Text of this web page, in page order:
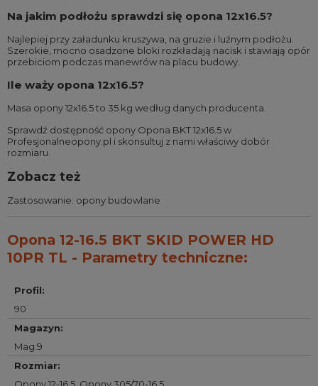
Na jakim podłożu sprawdzi się opona 12x16.5?
Najlepiej przy załadunku kruszywa, na gruzie i luźnym podłożu.
Szerokie, mocno osadzone bloki rozkładają nacisk i stawiają opór
przebiciom podczas manewrów na placu budowy.
Ile waży opona 12x16.5?
Masa opony 12x16.5 to 35 kg według danych producenta.
Sprawdź dostępność opony Opona BKT 12x16.5 w
Profesjonalneopony.pl i skonsultuj z nami właściwy dobór
rozmiaru.
Zobacz też
Zastosowanie: opony budowlane
Opona 12-16.5 BKT SKID POWER HD
10PR TL - Parametry techniczne:
Profil:
90
Magazyn:
Mag.9
Rozmiar: